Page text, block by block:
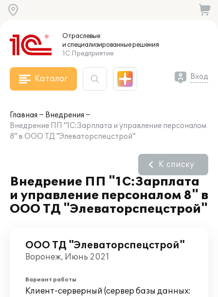
Отраслевые
и специализированныерешения
1С:Предприятие
Каталог Вход
Главная
Внедрения
Внедрение ПП "1С:Зарплата и управление персоналом
8" в ООО ТД "Элеваторспецстрой"
Внедрение ПП "1С:Зарплата
и управление персоналом 8" в
ООО ТД "Элеваторспецстрой"
К списку
ООО ТД "Элеваторспецстрой"
Воронеж, Июнь 2021
Вариант работы
Клиент-серверный (сервер базы данных: